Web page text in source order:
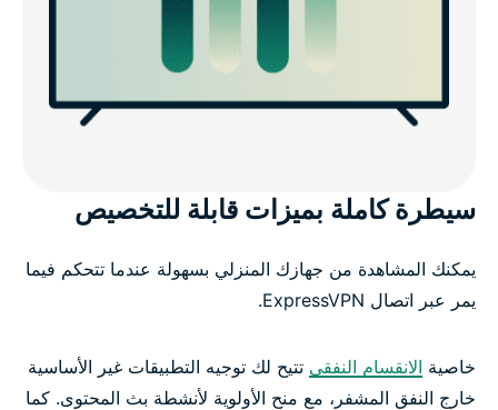
سيطرة كاملة بميزات قابلة للتخصيص
يمكنك المشاهدة من جهازك المنزلي بسهولة عندما تتحكم فيما
يمر عبر اتصال ExpressVPN.
خاصية الانقسام النفقي تتيح لك توجيه التطبيقات غير الأساسية
خارج النفق المشفر، مع منح الأولوية لأنشطة بث المحتوى. كما